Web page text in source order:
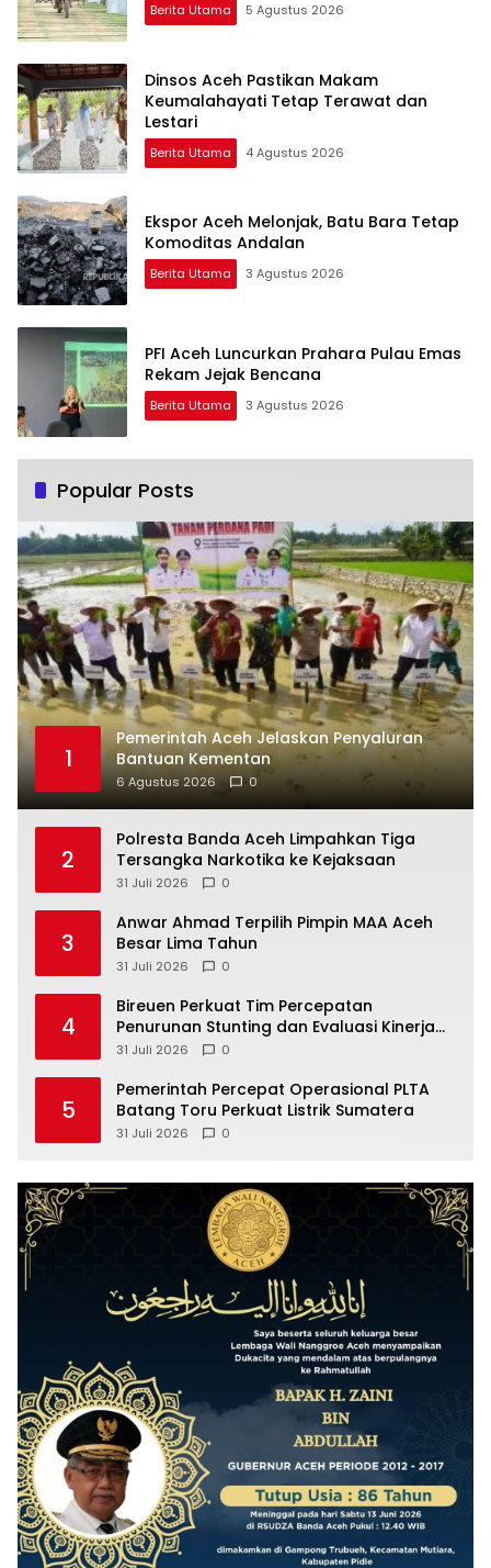
Berita Utama 5 Agustus 2026
Dinsos Aceh Pastikan Makam
Keumalahayati Tetap Terawat dan
Lestari
Berita Utama 4 Agustus 2026
Ekspor Aceh Melonjak, Batu Bara Tetap
Komoditas Andalan
Berita Utama 3 Agustus 2026
PFI Aceh Luncurkan Prahara Pulau Emas
Rekam Jejak Bencana
Berita Utama 3 Agustus 2026
Popular Posts
1
Pemerintah Aceh Jelaskan Penyaluran
Bantuan Kementan
6 Agustus 2026 0
2
Polresta Banda Aceh Limpahkan Tiga
Tersangka Narkotika ke Kejaksaan
31 Juli 2026 0
3
Anwar Ahmad Terpilih Pimpin MAA Aceh
Besar Lima Tahun
31 Juli 2026 0
4
Bireuen Perkuat Tim Percepatan
Penurunan Stunting dan Evaluasi Kinerja
Desa
31 Juli 2026 0
5
Pemerintah Percepat Operasional PLTA
Batang Toru Perkuat Listrik Sumatera
31 Juli 2026 0